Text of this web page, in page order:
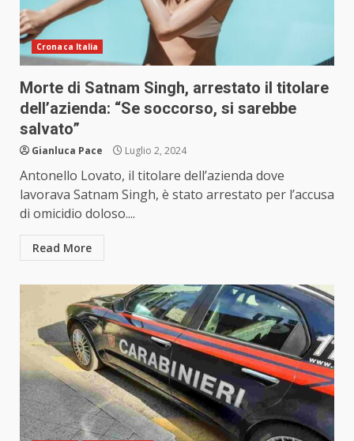
Cronaca Italia
Morte di Satnam Singh, arrestato il titolare
dell’azienda: “Se soccorso, si sarebbe
salvato”
Gianluca Pace Luglio 2, 2024
Antonello Lovato, il titolare dell’azienda dove
lavorava Satnam Singh, è stato arrestato per l’accusa
di omicidio doloso....
Read More